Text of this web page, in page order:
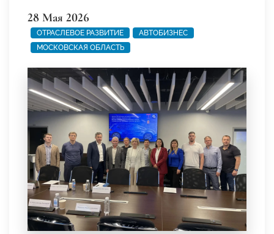
28 Мая 2026
ОТРАСЛЕВОЕ РАЗВИТИЕ
АВТОБИЗНЕС
МОСКОВСКАЯ ОБЛАСТЬ